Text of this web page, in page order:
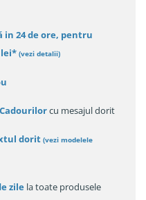
in 24 de ore, pentru
lei* (vezi detalii)
cu mesajul dorit
dorit (vezi modelele
zile la toate produsele